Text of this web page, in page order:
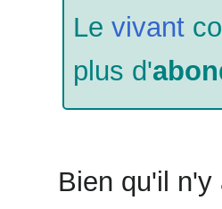
Le vivant
plus d'
Bien qu'il n'y